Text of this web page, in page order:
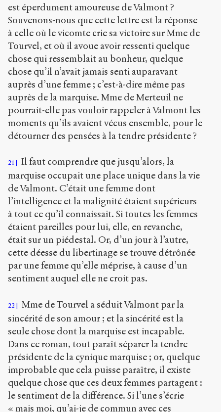
est éperdument amoureuse de Valmont ?
Souvenons-nous que cette lettre est la réponse
à celle où le vicomte crie sa victoire sur Mme de
Tourvel, et où il avoue avoir ressenti quelque
chose qui ressemblait au bonheur, quelque
chose qu’il n’avait jamais senti auparavant
auprès d’une femme ; c’est-à-dire même pas
auprès de la marquise. Mme de Merteuil ne
pourrait-elle pas vouloir rappeler à Valmont les
moments qu’ils avaient vécus ensemble, pour le
détourner des pensées à la tendre présidente ?
21
Il faut comprendre que jusqu’alors, la
marquise occupait une place unique dans la vie
de Valmont. C’était une femme dont
l’intelligence et la malignité étaient supérieurs
à tout ce qu’il connaissait. Si toutes les femmes
étaient pareilles pour lui, elle, en revanche,
était sur un piédestal. Or, d’un jour à l’autre,
cette déesse du libertinage se trouve détrônée
par une femme qu’elle méprise, à cause d’un
sentiment auquel elle ne croit pas.
22
Mme de Tourvel a séduit Valmont par la
sincérité de son amour ; et la sincérité est la
seule chose dont la marquise est incapable.
Dans ce roman, tout paraît séparer la tendre
présidente de la cynique marquise ; or, quelque
improbable que cela puisse paraître, il existe
quelque chose que ces deux femmes partagent :
le sentiment de la différence. Si l’une s’écrie
« mais moi, qu’ai-je de commun avec ces